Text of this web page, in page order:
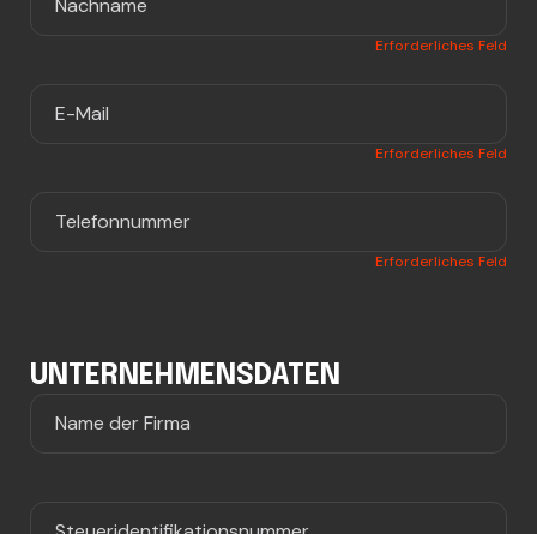
Erforderliches Feld
Erforderliches Feld
Erforderliches Feld
UNTERNEHMENSDATEN